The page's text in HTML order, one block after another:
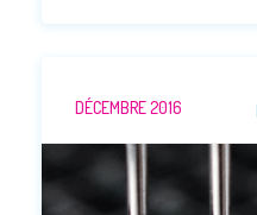
DÉCEMBRE 2016